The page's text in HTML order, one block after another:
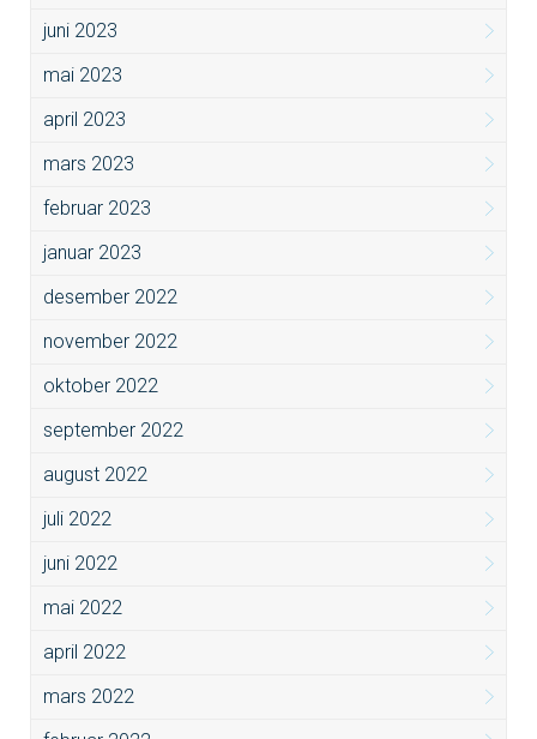
juni 2023
mai 2023
april 2023
mars 2023
februar 2023
januar 2023
desember 2022
november 2022
oktober 2022
september 2022
august 2022
juli 2022
juni 2022
mai 2022
april 2022
mars 2022